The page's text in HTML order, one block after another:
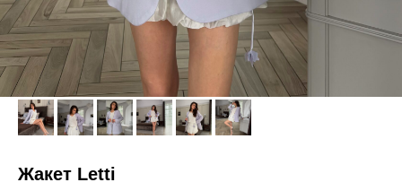
Жакет Letti